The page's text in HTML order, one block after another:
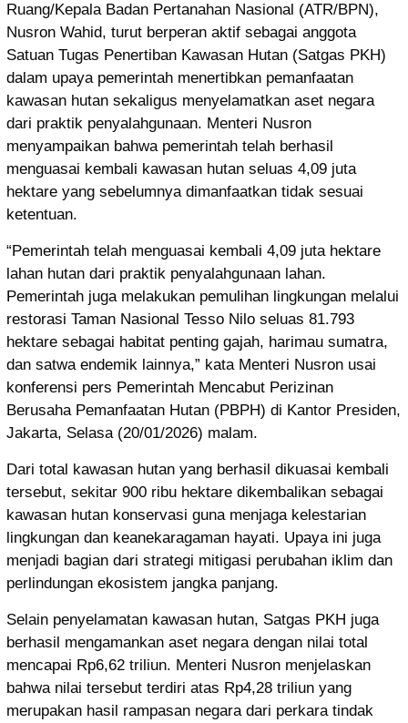
Ruang/Kepala Badan Pertanahan Nasional (ATR/BPN),
Nusron Wahid, turut berperan aktif sebagai anggota
Satuan Tugas Penertiban Kawasan Hutan (Satgas PKH)
dalam upaya pemerintah menertibkan pemanfaatan
kawasan hutan sekaligus menyelamatkan aset negara
dari praktik penyalahgunaan. Menteri Nusron
menyampaikan bahwa pemerintah telah berhasil
menguasai kembali kawasan hutan seluas 4,09 juta
hektare yang sebelumnya dimanfaatkan tidak sesuai
ketentuan.
“Pemerintah telah menguasai kembali 4,09 juta hektare
lahan hutan dari praktik penyalahgunaan lahan.
Pemerintah juga melakukan pemulihan lingkungan melalui
restorasi Taman Nasional Tesso Nilo seluas 81.793
hektare sebagai habitat penting gajah, harimau sumatra,
dan satwa endemik lainnya,” kata Menteri Nusron usai
konferensi pers Pemerintah Mencabut Perizinan
Berusaha Pemanfaatan Hutan (PBPH) di Kantor Presiden,
Jakarta, Selasa (20/01/2026) malam.
Dari total kawasan hutan yang berhasil dikuasai kembali
tersebut, sekitar 900 ribu hektare dikembalikan sebagai
kawasan hutan konservasi guna menjaga kelestarian
lingkungan dan keanekaragaman hayati. Upaya ini juga
menjadi bagian dari strategi mitigasi perubahan iklim dan
perlindungan ekosistem jangka panjang.
Selain penyelamatan kawasan hutan, Satgas PKH juga
berhasil mengamankan aset negara dengan nilai total
mencapai Rp6,62 triliun. Menteri Nusron menjelaskan
bahwa nilai tersebut terdiri atas Rp4,28 triliun yang
merupakan hasil rampasan negara dari perkara tindak